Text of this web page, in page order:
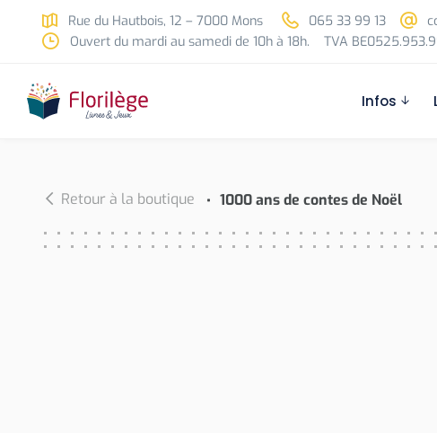
Skip to main content
Rue du Hautbois, 12 – 7000 Mons 065 33 99 13
Ouvert du mardi au samedi de 10h à 18h.
TVA
Infos
Retour à la boutique 1000 ans de contes de Noël